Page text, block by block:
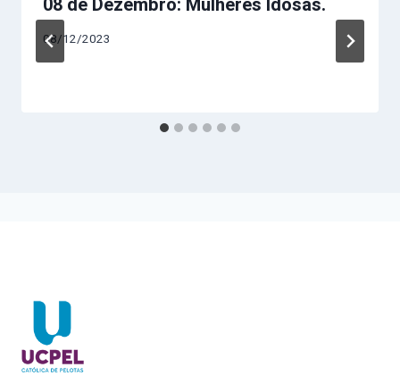
08/12/2023